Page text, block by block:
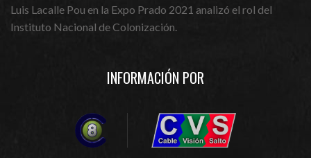
Luis Lacalle Pou en la Expo Prado 2021 analizó el rol del
Instituto Nacional de Colonización.
INFORMACIÓN POR